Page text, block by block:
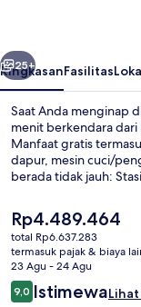
Berikutnya
25+
RingkasanFasilitas
Saat Anda menginap
menit berkendara dari
Manfaat gratis
dapur, mesin cuci/
berada tidak jauh:
Harga
saat
ini
Rp4.489.464
Rp4.489.464
total Rp6.637.283
termasuk pajak & biaya
23 Agu - 24 Agu
Ulasan
9,09,0 dari 10
Istimewa